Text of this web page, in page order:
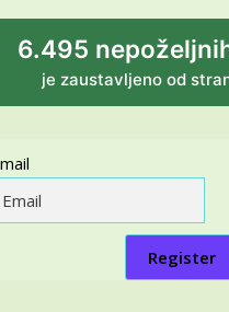
6.495
je zaustavljeno od
Register